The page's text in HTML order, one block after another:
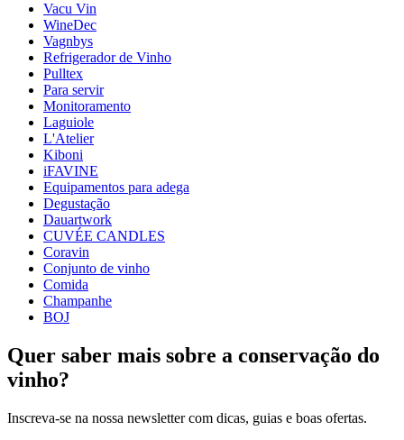
Dimensões (LxAxP cm)
Peso (kg)
Altura (cm)10
Largura (cm)
profundidade (cm)
wine accessories
Status When Soldout
Vacu Vin
WineDec
Vagnbys
Refrigerador de Vinho
Pulltex
Para servir
Monitoramento
Laguiole
L'Atelier
Kiboni
iFAVINE
Equipamentos para adega
Degustação
Dauartwork
CUVÉE CANDLES
Coravin
Conjunto de vinho
Comida
Champanhe
BOJ
Quer saber mais sobre a conservação do
vinho?
Inscreva-se na nossa newsletter com dicas, guias e boas ofertas.